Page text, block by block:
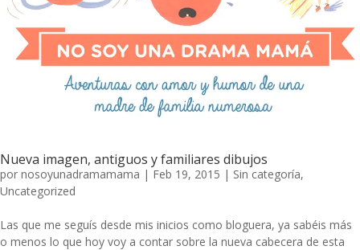
Nueva imagen, antiguos y familiares dibujos
por nosoyunadramamama | Feb 19, 2015 | Sin categoría,
Uncategorized
Las que me seguís desde mis inicios como bloguera, ya sabéis más
o menos lo que hoy voy a contar sobre la nueva cabecera de esta